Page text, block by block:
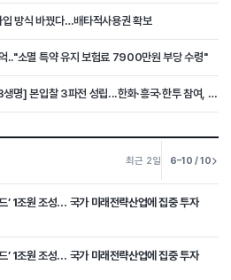
입 방식 바꿨다…배타적사용권 확보
.."소멸 특약 유지 보험료 7900만원 부당 수령"
[보험사 M&A] [KDB생명] 본입찰 3파전 성립...한화·흥국·한투 참여, 삼...
최근 2일 6–10 / 10
’ 1조원 조성… 국가 미래전략산업에 집중 투자
’ 1조원 조성… 국가 미래전략산업에 집중 투자